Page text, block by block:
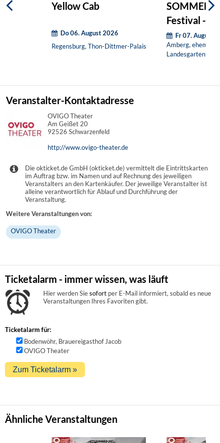
Yellow Cab
Do 06. August 2026
Regensburg, Thon-Dittmer-Palais
SOMMER
Festival -
Fr 07. August
Amberg, ehem.
Veranstalter-Kontaktadresse
OVIGO Theater
Am Geißet 20
92526 Schwarzenfeld
http://www.ovigo-theater.de
Die okticket.de GmbH (okticket.de) vermittelt die Eintrittskarten
im Auftrag bzw. im Namen und auf Rechnung des jeweiligen
Veranstalters an den Kartenkäufer. Der jeweilige Veranstalter ist
alleine verantwortlich für Ablauf und Durchführung der
Veranstaltung.
Weitere Veranstaltungen von:
OVIGO Theater
Ticketalarm - immer wissen, was läuft
Hier werden Siesofort per E-Mail informiert, sobald es neue
Veranstaltungen Ihres Favoriten gibt.
Ticketalarm für:
Bodenwöhr, Brauereigasthof Jacob
OVIGO Theater
Ähnliche Veranstaltungen